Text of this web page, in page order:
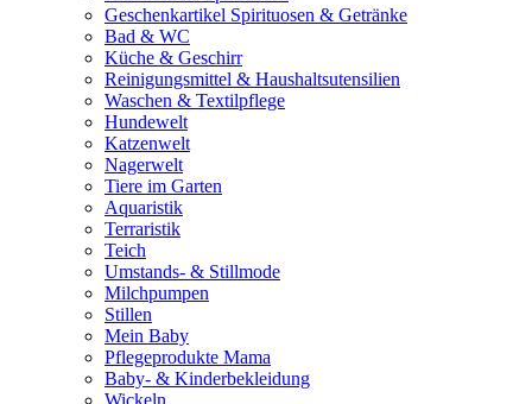
Geschenkartikel Spirituosen & Getränke
Bad & WC
Küche & Geschirr
Reinigungsmittel & Haushaltsutensilien
Waschen & Textilpflege
Hundewelt
Katzenwelt
Nagerwelt
Tiere im Garten
Aquaristik
Terraristik
Teich
Umstands- & Stillmode
Milchpumpen
Stillen
Mein Baby
Pflegeprodukte Mama
Baby- & Kinderbekleidung
Wickeln